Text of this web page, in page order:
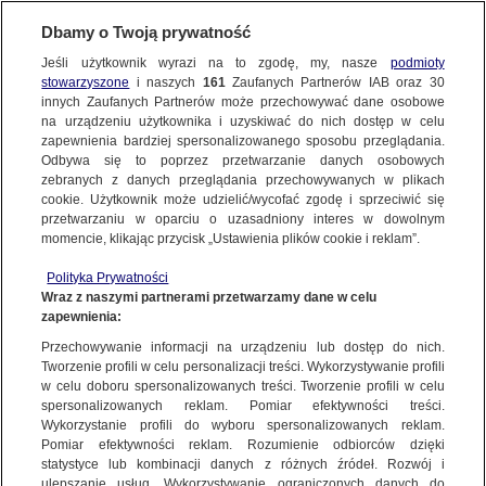
FAKTY | ZOBACZ FAKTY
Adam Bodnar rusza ze zmianami w wymiarze sprawiedliwości. "Zdajemy
sobie sprawę z ogromu wyzwań"
NAJNOWSZE
ZOBACZ FAKTY
FAKTY PO FAKTACH
FAKTY O ŚWIECIE
WIĘCEJ
KANAŁY
Dzień dobry!
Jedno konto do wszystkich usług
Dbamy o Twoją prywatność
Jeśli użytkownik wyrazi na to zgodę, my, nasze podmioty
stowarzyszone i naszych 161Zaufanych Partnerów IAB oraz 30
innych Zaufanych Partnerów może przechowywać dane osobowe
na urządzeniu użytkownika i uzyskiwać do nich dostęp w celu
zapewnienia bardziej spersonalizowanego sposobu przeglądania.
Odbywa się to poprzez przetwarzanie danych osobowych
zebranych z danych przeglądania przechowywanych w plikach
cookie. Użytkownik może udzielić/wycofać zgodę i sprzeciwić się
przetwarzaniu w oparciu o uzasadniony interes w dowolnym
momencie, klikając przycisk „Ustawienia plików cookie i reklam”.
Polityka Prywatności
Wraz z naszymi partnerami przetwarzamy dane w celu
zapewnienia:
Przechowywanie informacji na urządzeniu lub dostęp do nich.
Tworzenie profili w celu personalizacji treści. Wykorzystywanie profili
w celu doboru spersonalizowanych treści. Tworzenie profili w celu
spersonalizowanych reklam. Pomiar efektywności treści.
Wykorzystanie profili do wyboru spersonalizowanych reklam.
Pomiar efektywności reklam. Rozumienie odbiorców dzięki
statystyce lub kombinacji danych z różnych źródeł. Rozwój i